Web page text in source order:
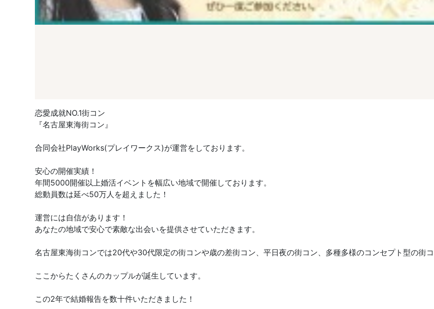
恋愛成就NO.1街コン
『名古屋東海街コン』
合同会社PlayWorks(プレイワークス)が運営をしております。
安心の開催実績！
年間5000開催以上婚活イベントを幅広い地域で開催しております。
総動員数は延べ50万人を超えました！
運営には自信があります！
あなたの地域で安心で素敵な出会いを提供させていただきます。
名古屋東海街コンでは20代や30代限定の街コンや歳の差街コン、平日夜の街コン、多種多様のコンセプト型の街
ここからたくさんのカップルが誕生しています。
この2年で結婚報告を数十件いただきました！